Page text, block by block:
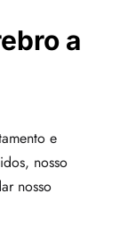
a
e
nosso
nosso